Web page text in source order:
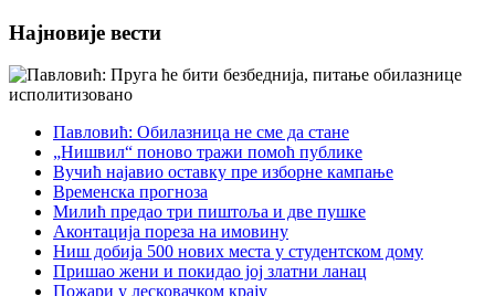
Најновије вести
Павловић: Обилазница не сме да стане
„Нишвил“ поново тражи помоћ публике
Вучић најавио оставку пре изборне кампање
Временска прогноза
Милић предао три пиштоља и две пушке
Аконтација пореза на имовину
Ниш добија 500 нових места у студентском дому
Пришао жени и покидао јој златни ланац
Пожари у лесковачком крају